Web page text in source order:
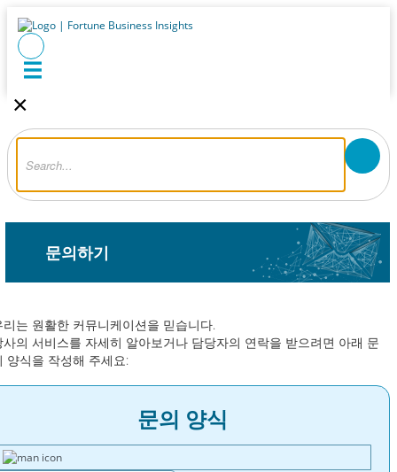
×
문의하기
리는 원활한 커뮤니케이션을 믿습니다.
사의 서비스를 자세히 알아보거나 담당자의 연락을 받으려면 아래 문
양식을 작성해 주세요:
문의 양식